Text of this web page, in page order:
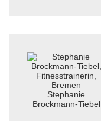
Stephanie
Brockmann-Tiebel